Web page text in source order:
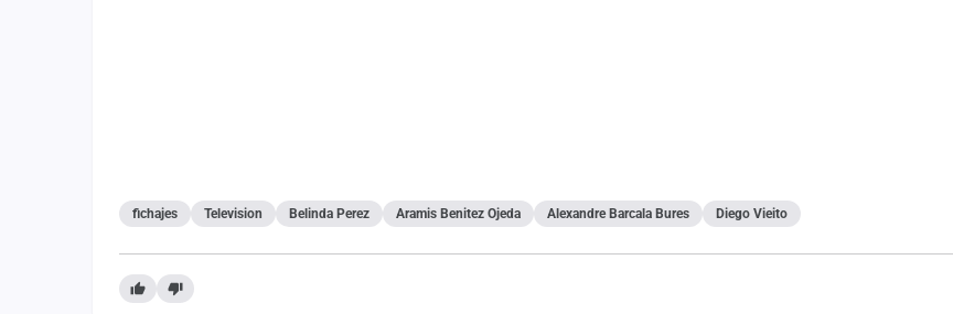
fichajes Television Belinda Perez Aramis Benitez Ojeda Alexandre Barcala Bures Diego Vieito